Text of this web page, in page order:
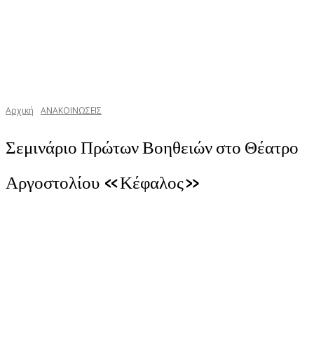
Αρχική ΑΝΑΚΟΙΝΩΣΕΙΣ
Σεμινάριο Πρώτων Βοηθειών στο Θέατρο
Αργοστολίου «Κέφαλος»